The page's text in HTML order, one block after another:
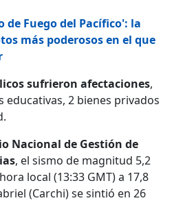
de Fuego del Pacífico': la
más poderosos en el que
sufrieron afectaciones,
educativas, 2 bienes privados
Nacional de Gestión de
, el sismo de magnitud 5,2
local (13:33 GMT) a 17,8
(Carchi) se sintió en 26